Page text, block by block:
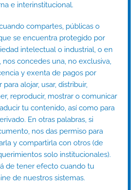
e interinstitucional.
compartes, públicas o
se encuentra protegido por
intelectual o industrial, o en
nos concedes una, no exclusiva,
y exenta de pagos por
alojar, usar, distribuir,
reproducir, mostrar o comunicar
tu contenido, así como para
En otras palabras, si
nos das permiso para
y compartirla con otros (de
solo institucionales).
de tener efecto cuando tu
de nuestros sistemas.